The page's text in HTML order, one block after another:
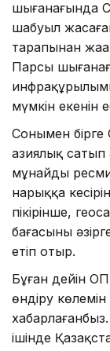
шығанағында
шабуыл
тарапынан
Парсы
мүмкін екенін
Сонымен
азиялық
мұнайдың
нарыққа
пікірінше,
бағасының
етіп отыр.
Бұған дейін
өндіру
ішінде